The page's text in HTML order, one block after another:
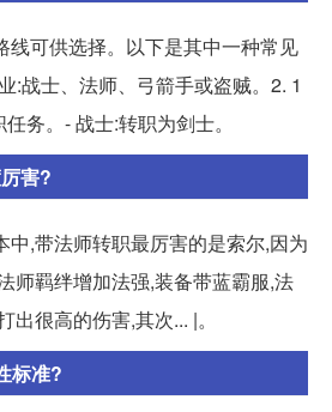
线可供选择。以下是其中一种常见
:战士、法师、弓箭手或盗贼。2. 1
务。- 战士:转职为剑士。
害?
中,带法师转职最厉害的是索尔,因为
师羁绊增加法强,装备带蓝霸服,法
很高的伤害,其次... |。
标准?